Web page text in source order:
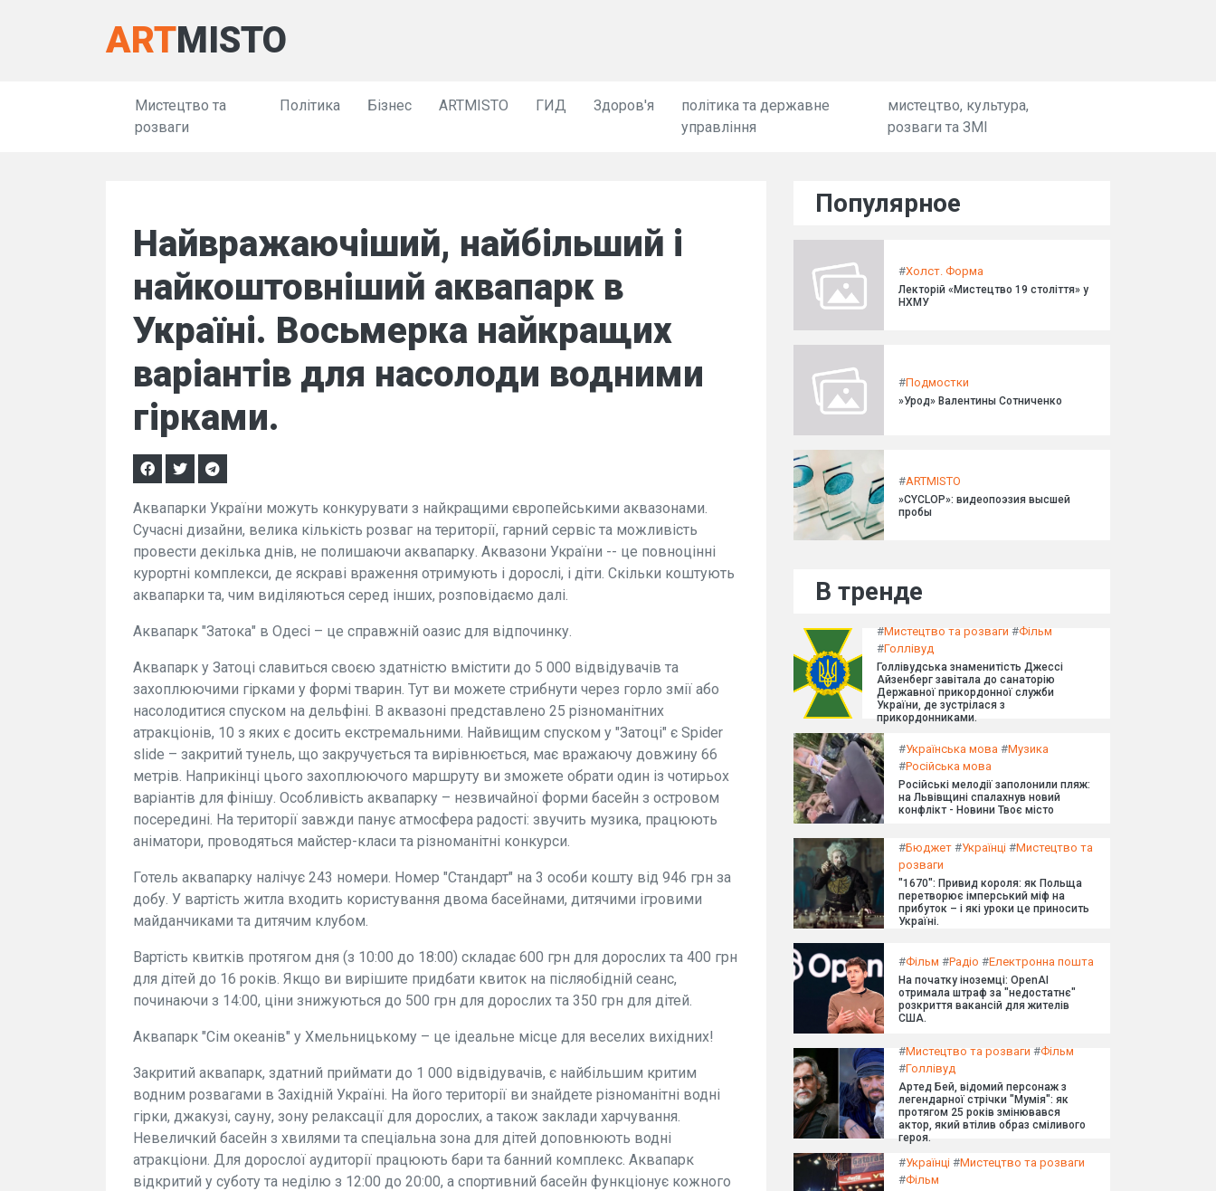
ARTMISTO
Мистецтво та
розваги
Політика Бізнес ARTMISTO ГИД Здоров'я
політика та державне
управління
мистецтво, культура,
розваги та ЗМІ
Найвражаючіший, найбільший і
найкоштовніший аквапарк в
Україні. Восьмерка найкращих
варіантів для насолоди водними
гірками.
Аквапарки України можуть конкурувати з найкращими європейськими аквазонами.
Сучасні дизайни, велика кількість розваг на території, гарний сервіс та можливість
провести декілька днів, не полишаючи аквапарку. Аквазони України -- це повноцінні
курортні комплекси, де яскраві враження отримують і дорослі, і діти. Скільки коштують
аквапарки та, чим виділяються серед інших, розповідаємо далі.
Аквапарк "Затока" в Одесі – це справжній оазис для відпочинку.
Аквапарк у Затоці славиться своєю здатністю вмістити до 5 000 відвідувачів та
захоплюючими гірками у формі тварин. Тут ви можете стрибнути через горло змії або
насолодитися спуском на дельфіні. В аквазоні представлено 25 різноманітних
атракціонів, 10 з яких є досить екстремальними. Найвищим спуском у "Затоці" є Spider
slide – закритий тунель, що закручується та вирівнюється, має вражаючу довжину 66
метрів. Наприкінці цього захоплюючого маршруту ви зможете обрати один із чотирьох
варіантів для фінішу. Особливість аквапарку – незвичайної форми басейн з островом
посередині. На території завжди панує атмосфера радості: звучить музика, працюють
аніматори, проводяться майстер-класи та різноманітні конкурси.
Готель аквапарку налічує 243 номери. Номер "Стандарт" на 3 особи кошту від 946 грн за
добу. У вартість житла входить користування двома басейнами, дитячими ігровими
майданчиками та дитячим клубом.
Вартість квитків протягом дня (з 10:00 до 18:00) складає 600 грн для дорослих та 400 грн
для дітей до 16 років. Якщо ви вирішите придбати квиток на післяобідній сеанс,
починаючи з 14:00, ціни знижуються до 500 грн для дорослих та 350 грн для дітей.
Аквапарк "Сім океанів" у Хмельницькому – це ідеальне місце для веселих вихідних!
Закритий аквапарк, здатний приймати до 1 000 відвідувачів, є найбільшим критим
водним розвагами в Західній Україні. На його території ви знайдете різноманітні водні
гірки, джакузі, сауну, зону релаксації для дорослих, а також заклади харчування.
Невеличкий басейн з хвилями та спеціальна зона для дітей доповнюють водні
атракціони. Для дорослої аудиторії працюють бари та банний комплекс. Аквапарк
відкритий у суботу та неділю з 12:00 до 20:00, а спортивний басейн функціонує кожного
Популярное
#Холст. Форма
Лекторій «Мистецтво 19 століття» у
НХМУ
#Подмостки
»Урод» Валентины Сотниченко
#ARTMISTO
»CYCLOP»: видеопоэзия высшей
пробы
В тренде
#Мистецтво та розваги #Фільм
#Голлівуд
Голлівудська знаменитість Джессі
Айзенберг завітала до санаторію
Державної прикордонної служби
України, де зустрілася з
прикордонниками.
#Українська мова #Музика
#Російська мова
Російські мелодії заполонили пляж:
на Львівщині спалахнув новий
конфлікт - Новини Твоє місто
#Бюджет #Українці #Мистецтво та
розваги
"1670": Привид короля: як Польща
перетворює імперський міф на
прибуток – і які уроки це приносить
Україні.
#Фільм #Радіо #Електронна пошта
На початку іноземці: OpenAI
отримала штраф за "недостатнє"
розкриття вакансій для жителів
США.
#Мистецтво та розваги #Фільм
#Голлівуд
Артед Бей, відомий персонаж з
легендарної стрічки "Мумія": як
протягом 25 років змінювався
актор, який втілив образ сміливого
героя.
#Українці #Мистецтво та розваги
#Фільм